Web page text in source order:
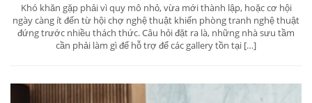
Khó khăn gặp phải vì quy mô nhỏ, vừa mới thành lập, hoặc cơ hội
ngày càng ít đến từ hội chợ nghệ thuật khiến phòng tranh nghệ thuật
đứng trước nhiều thách thức. Câu hỏi đặt ra là, những nhà sưu tầm
cần phải làm gì để hỗ trợ để các gallery tồn tại […]